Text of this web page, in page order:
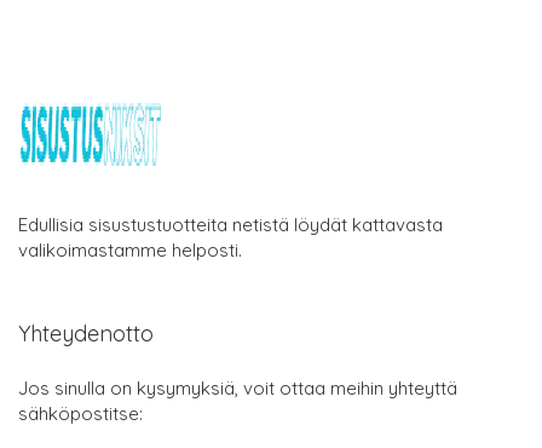
Edullisia sisustustuotteita netistä löydät kattavasta
valikoimastamme helposti.
Yhteydenotto
Jos sinulla on kysymyksiä, voit ottaa meihin yhteyttä
sähköpostitse: